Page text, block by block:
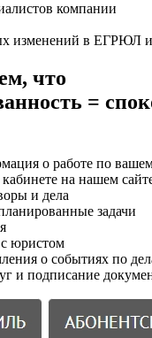
компании
изменений в ЕГРЮЛ и
что
=
о работе по
на нашем
и дела
задачи
с юристом
о событиях по
и подписание